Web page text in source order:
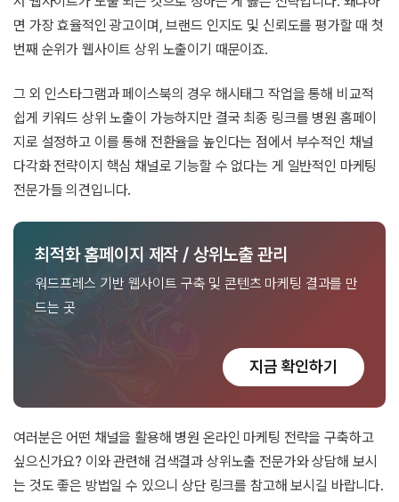
면 가장 효율적인 광고이며, 브랜드 인지도 및 신뢰도를 평가할 때 첫
번째 순위가 웹사이트 상위 노출이기 때문이죠.
그 외 인스타그램과 페이스북의 경우 해시태그 작업을 통해 비교적
쉽게 키워드 상위 노출이 가능하지만 결국 최종 링크를 병원 홈페이
지로 설정하고 이를 통해 전환율을 높인다는 점에서 부수적인 채널
다각화 전략이지 핵심 채널로 기능할 수 없다는 게 일반적인 마케팅
전문가들 의견입니다.
최적화 홈페이지 제작 / 상위노출 관리
워드프레스 기반 웹사이트 구축 및 콘텐츠 마케팅 결과를 만
드는 곳
지금 확인하기
여러분은 어떤 채널을 활용해 병원 온라인 마케팅 전략을 구축하고
싶으신가요? 이와 관련해 검색결과 상위노출 전문가와 상담해 보시
는 것도 좋은 방법일 수 있으니 상단 링크를 참고해 보시길 바랍니다.